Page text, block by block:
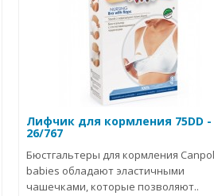
Лифчик для кормления 75DD -
26/767
Бюстгальтеры для кормления Canpol
babies обладают эластичными
чашечками, которые позволяют..